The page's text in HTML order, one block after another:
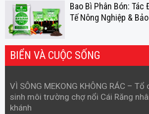
Bao Bì Phân Bón: Tác
Tế Nông Nghiệp &
BIỂN VÀ CUỘC SỐNG
VÌ SÔNG MEKONG KHÔNG RÁC –
sinh môi trường chợ nổi Cái Răng
khánh